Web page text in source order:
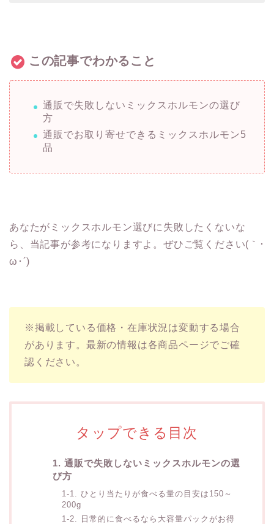
この記事でわかること
通販で失敗しないミックスホルモンの選び
方
通販でお取り寄せできるミックスホルモン5
品
あなたがミックスホルモン選びに失敗したくないな
ら、当記事が参考になりますよ。ぜひご覧ください(｀･
ω･´)ゞ
※掲載している価格・在庫状況は変動する場合
があります。最新の情報は各商品ページでご確
認ください。
タップできる目次
1. 通販で失敗しないミックスホルモンの選
び方
1-1. ひとり当たりが食べる量の目安は150～
200g
1-2. 日常的に食べるなら大容量パックがお得